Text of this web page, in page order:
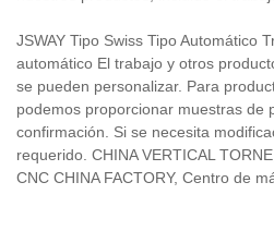
JSWAY Tipo Swiss Tipo Automático
automático El trabajo y otros
se pueden personalizar. Para
podemos proporcionar muestras de
confirmación. Si se necesita
requerido. CHINA VERTICAL
CNC CHINA FACTORY, Centro de